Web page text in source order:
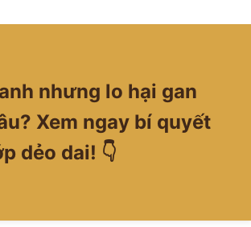
nhưng lo hại gan
Xem ngay bí quyết
dẻo dai! 👇